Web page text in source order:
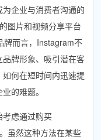
企业与消费者沟通的
图片和视频分享平台
牌而言，Instagram不
牌形象、吸引潜在客
何在短时间内迅速提
的难题。
虑通过购买
虽然这种方法在某些